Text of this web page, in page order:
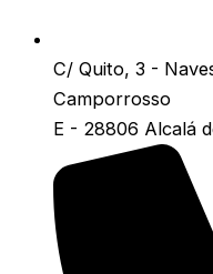
C/ Quito, 3 -
Camporrosso
E - 28806 Alcalá